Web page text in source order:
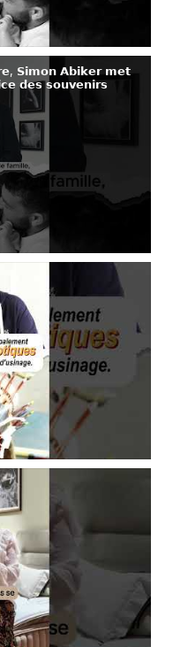
𝗦𝗶𝗺𝗼𝗻 𝗔𝗯𝗶𝗸𝗲𝗿 𝗺𝗲𝘁
𝗱𝗲𝘀 𝘀𝗼𝘂𝘃𝗲𝗻𝗶𝗿𝘀